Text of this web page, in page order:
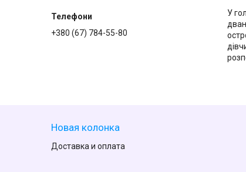
У
+380 (67) 784-55-80
Новая колонка
Доставка и оплата